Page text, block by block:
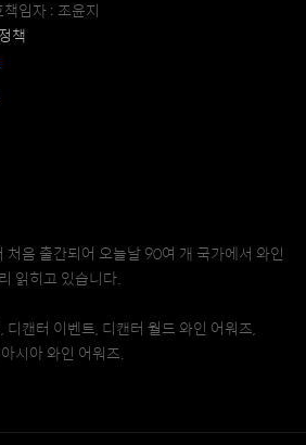
임자 : 조윤지
책
음 출간되어 오늘날 90여 개 국가에서 와인
읽히고 있습니다.
디캔터 이벤트, 디캔터 월드 와인 어워즈,
시아 와인 어워즈.